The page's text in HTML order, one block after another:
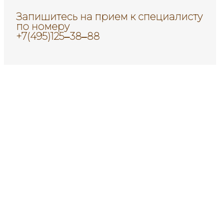
Запишитесь на прием к специалисту
по номеру
+7(495)125‒38‒88